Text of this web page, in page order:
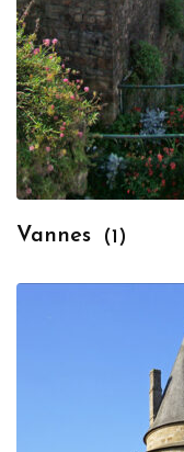
Vannes (1)